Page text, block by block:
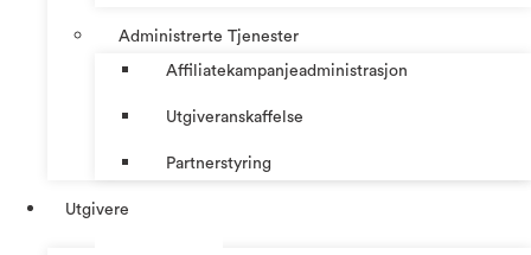
Administrerte Tjenester
Affiliatekampanjeadministrasjon
Utgiveranskaffelse
Partnerstyring
Utgivere